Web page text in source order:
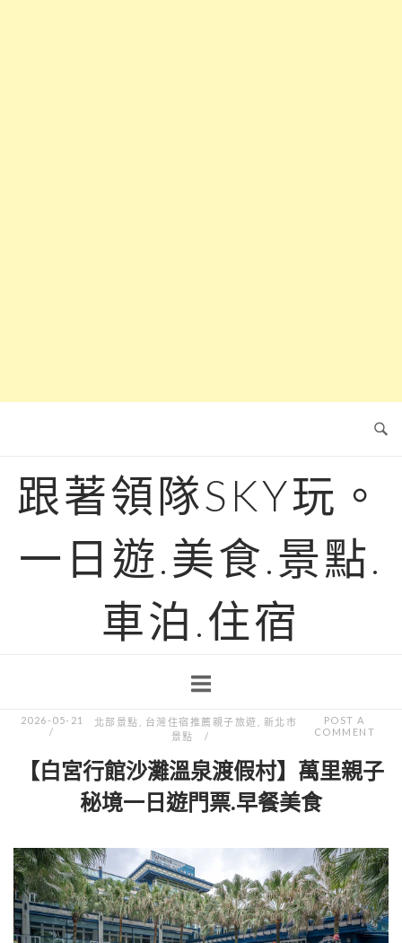
跟著領隊SKY玩。
一日遊.美食.景點.
車泊.住宿
2026-05-21 北部景點 台灣住宿推薦親子旅遊
新北市
景點
POST A
COMMENT
【白宮行館沙灘溫泉渡假村】萬里親子
秘境一日遊門票.早餐美食